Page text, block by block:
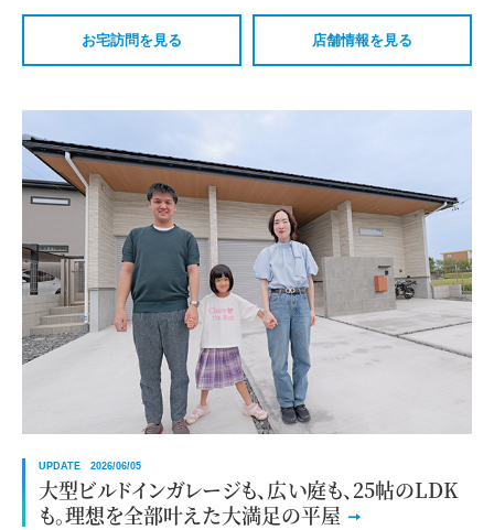
お宅訪問を見る 店舗情報を見る
UPDATE 2026/06/05
大型ビルドインガレージも、広い庭も、25帖のLDK
も。理想を全部叶えた大満足の平屋